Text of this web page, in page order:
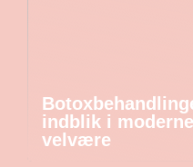
indblik i
velvære